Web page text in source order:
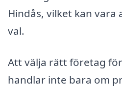
Hindås, vilket kan
val.
Att välja rätt företag
handlar inte bara om